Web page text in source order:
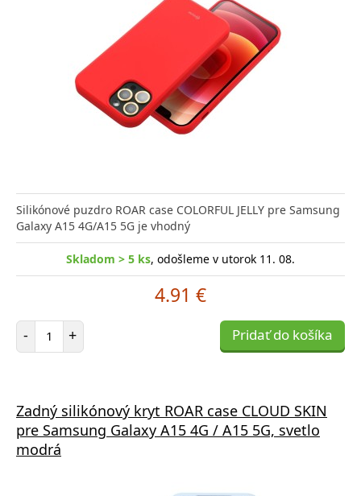
Silikónové puzdro ROAR case COLORFUL JELLY pre Samsung
Galaxy A15 4G/A15 5G je vhodný
Skladom > 5 ks, odošleme v utorok 11. 08.
4.91 €
- Počet položiek
+ Pridať do košíka
Zadný silikónový kryt ROAR case CLOUD SKIN
pre Samsung Galaxy A15 4G / A15 5G, svetlo
modrá